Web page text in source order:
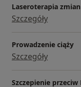
Laseroterapia
Szczegóły
Prowadzenie ciąży
Szczegóły
Szczepienie przeciw